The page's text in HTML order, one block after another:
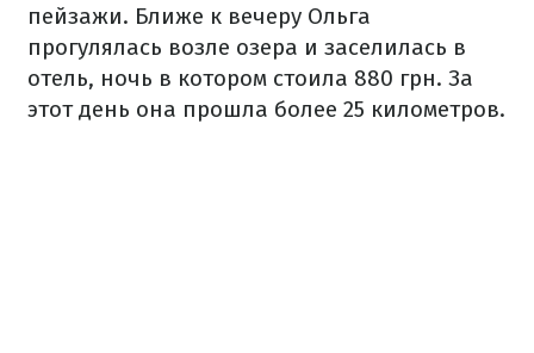
пейзажи. Ближе к вечеру Ольга
прогулялась возле озера и заселилась в
отель, ночь в котором стоила 880 грн. За
этот день она прошла более 25 километров.